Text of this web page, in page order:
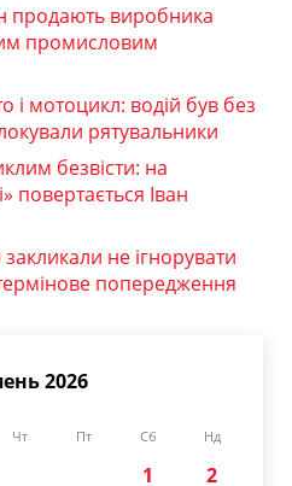
продають виробника
промисловим
і мотоцикл: водій був без
рятувальники
безвісти: на
Іван
не ігнорувати
попередження
2026
Чт Пт Сб Нд
1
2